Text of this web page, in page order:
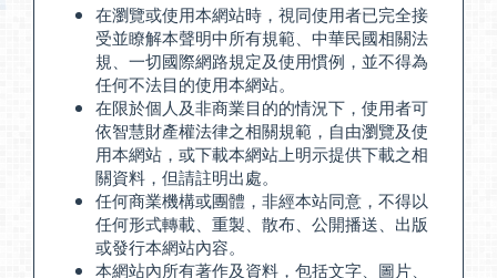
在瀏覽或使用本網站時，視同使用者已完全接
受並瞭解本聲明中所有規範、中華民國相關法
規、一切國際網路規定及使用慣例，並不得為
任何不法目的使用本網站。
在限於個人及非商業目的的情況下，使用者可
依智慧財產權法律之相關規範，自由瀏覽及使
用本網站，或下載本網站上明示提供下載之相
關資料，但請註明出處。
任何商業機構或團體，非經本站同意，不得以
任何形式轉載、重製、散布、公開播送、出版
或發行本網站內容。
本網站內所有著作及資料，包括文字、圖片、